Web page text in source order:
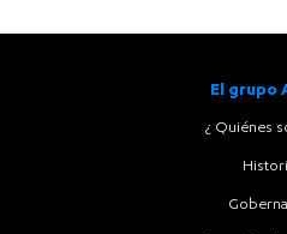
El grupo
¿ Quiénes